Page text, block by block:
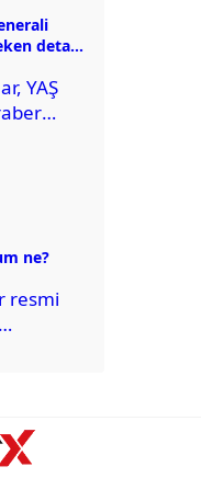
detay
YAŞ
ve
ne?
resmi